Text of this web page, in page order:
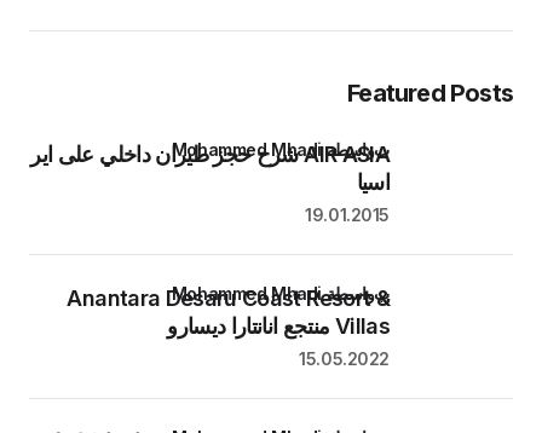
Featured Posts
AIR ASIA شرح حجز طيران داخلي على اير
اسيا
بواسطة Mohammed Mhadi
19.01.2015
Anantara Desaru Coast Resort &
Villas منتجع انانتارا ديسارو
بواسطة Mohammed Mhadi
15.05.2022